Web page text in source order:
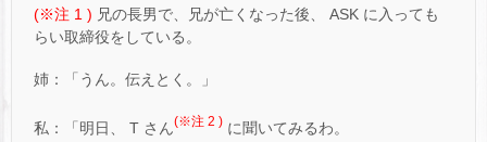
(※注 1 ) 兄の長男で、兄が亡くなった後、 ASK に入っても
らい取締役をしている。
姉：「うん。伝えとく。」
私：「明日、 T さん (※注 2 ) に聞いてみるわ。